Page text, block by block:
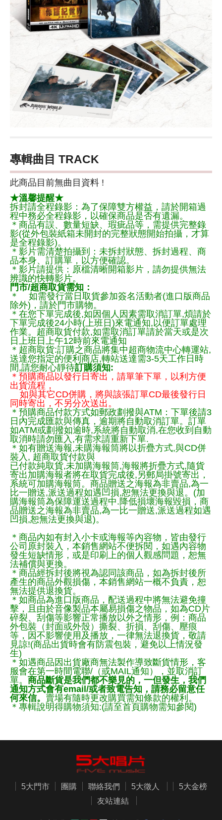
專輯曲目 TRACK
此商品目前無曲目資料 !
★溫馨提醒★
拆封請全程錄影：為了保障雙方權益，請於開箱過
程中務必全程錄影，以確保商品是否有遺漏。
＊商品有誤、數量短缺、瑕疵品等，需提供完整錄
影(從外包裝紙箱未開封的完整狀態開始拍攝，才算
是全程錄影)。
＊影片需清楚拍攝到：未拆封狀態、拆封過程、商
品本身、訂購單，以方便確認。
＊影片請提供：原檔清晰開箱影片，請勿提供無法
辨識的快轉影片。
門市/超商取貨需知：
＊ 如需發行當日取貨參加簽名活動者(進口版商品
除外)，請於門市購物。
＊在您下單完成後,如因個人因素需取消訂單,煩請於
下單完成後24小時(上班日)來電通知,以便訂單處理
作業。超商取貨付款,如需取消訂單請於當天或是次
日上班日上午12時前來電通知
＊超商取貨:訂購之商品將集中超商物流中心轉運站,
送達您指定的便利商店,轉站送達需3-5天工作日時
間,請您耐心靜待訂購須知:
＊預購商品以發行日寄出，請單筆下單，以利方便
出貨流程，
如與其它CD併購，將與該張訂單CD最後發行日
同時寄出，不另分次送出。
＊預購商品付款方式如郵政劃撥與ATM：下單後請3
日內完成匯款與傳真，逾期將自動取消訂單。訂單
如ATM或劃撥如逾時,系統將自動取消,在您收到自動
取消時請勿匯入,有需求請重新下單.
＊如有贈送海報,未購海報筒將以折疊方式,與CD併
裝入, 超商取貨付款與
已付款純取貨,未加購海報筒,海報將折疊方式,隨貨
寄出加購海報者將在取貨完成後,另郵局掛號寄出，
系統可加購海報筒。商品贈送之海報為非賣品,為一
比一贈送,派送過程如遇凹損,恕無法更換與退。(加
購海報筒為保障運送過程中.降低損壞海報毀損，商
品贈送之海報為非賣品,為一比一贈送,派送過程如遇
凹損,恕無法更換與退)。
＊商品內如有封入小卡或海報等內容物，皆由發行
公司原封裝入，本銷售網站不便拆閱，如遇內容物
發生短缺情形，或是印刷上的個人觀感問題，恕無
法補償與更換。
＊商品經拆封後將視為認同該商品，如為拆封後所
產生的商品外觀損傷，本銷售網站一概不負責，恕
無法提供退換貨。
＊如商品為進口版商品，配送過程中將無法避免撞
擊，且由於音像製品本屬易損傷之物品，如為CD片
碎裂、刮傷等影響正常播放以外之情形，例：商品
外包裝（封面或外殼）撕裂、折損、刮傷、壓痕
等，因不影響使用及播放，一律無法退換貨，敬請
見諒!(商品出貨時會有防震包裝，避免以上情況發
生)
＊如遇商品因出貨廠商無法製作導致斷貨情形，客
服會在第一時間電聯/（或MAIL通知），並取消訂
單。 商品斷貨是我們都不樂見的，一但發生，我們
通知方式會有email/或者致電告知，請務必留意任
何來信。 賣場有隨時更改購買需知條款的權利。
＊專輯說明得購物須知:(請至首頁購物需知參閱)
5大門市 團購 聯絡我們 5大徵人
5大金榜
友站連結